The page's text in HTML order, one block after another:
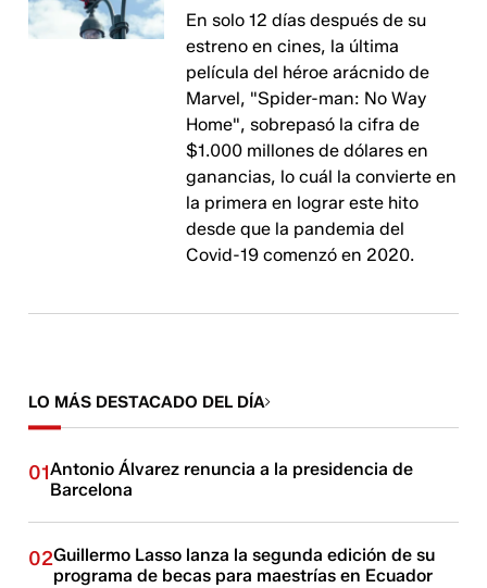
En solo 12 días después de su
estreno en cines, la última
película del héroe arácnido de
Marvel, "Spider-man: No Way
Home", sobrepasó la cifra de
$1.000 millones de dólares en
ganancias, lo cuál la convierte en
la primera en lograr este hito
desde que la pandemia del
Covid-19 comenzó en 2020.
LO MÁS DESTACADO DEL DÍA
01Antonio Álvarez renuncia a la presidencia de
Barcelona
02Guillermo Lasso lanza la segunda edición de su
programa de becas para maestrías en Ecuador